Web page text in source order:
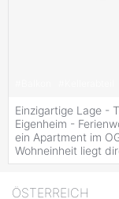
Einzigartige Lage -
Eigenheim -
ein Apartment im
Wohneinheit liegt
ÖSTERREICH